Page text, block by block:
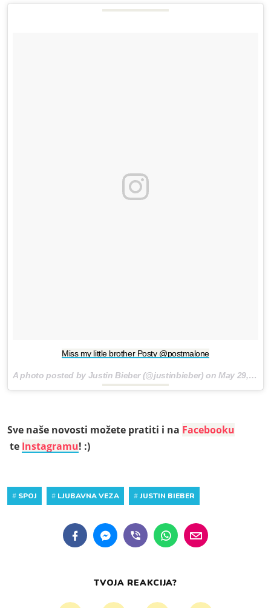
Miss my little brother Posty @postmalone
A photo posted by Justin Bieber (@justinbieber) onMay 29, 2016 at 10:02am PDT
Sve naše novosti možete pratiti i na Facebooku
te Instagramu! :)
# SPOJ # LJUBAVNA VEZA #JUSTIN BIEBER
TVOJA REAKCIJA?